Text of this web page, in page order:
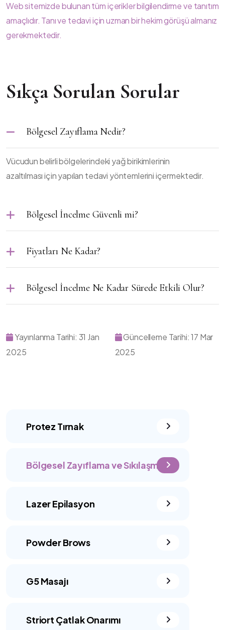
Protez Tırnak
Bölgesel Zayıflama ve Sıkılaşma
Lazer Epilasyon
Powder Brows
G5 Masajı
Striort Çatlak Onarımı
Web sitemizde bulunan tüm içerikler bilgilendirme ve tanıtım
amaçlıdır. Tanı ve tedavi için uzman bir hekim görüşü almanız
gerekmektedir.
Sıkça Sorulan Sorular
Bölgesel Zayıflama Nedir?
Vücudun belirli bölgelerindeki yağ birikimlerinin
azaltılması için yapılan tedavi yöntemlerini içermektedir.
Bölgesel İncelme Güvenli mi?
Fiyatları Ne Kadar?
Bölgesel İncelme Ne Kadar Sürede Etkili Olur?
Yayınlanma Tarihi: 31 Jan
2025
Güncelleme Tarihi: 17 Mar
2025